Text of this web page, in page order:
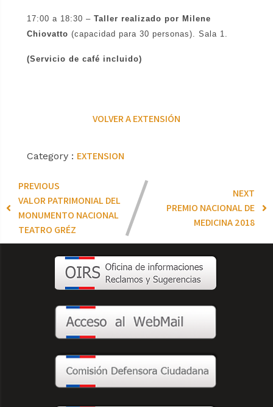
17:00 a 18:30 – Taller realizado por Milene
Chiovatto (capacidad para 30 personas). Sala 1.
(Servicio de café incluido)
VOLVER A EXTENSIÓN
Category : EXTENSION
PREVIOUS
VALOR PATRIMONIAL DEL
MONUMENTO NACIONAL
TEATRO GRÉZ
NEXT
PREMIO NACIONAL DE
MEDICINA 2018